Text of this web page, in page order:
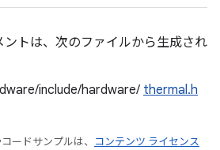
ントは、次のファイルから生成され
include/hardware/ thermal.h
ードサンプルは、
コンテンツ ライセンス